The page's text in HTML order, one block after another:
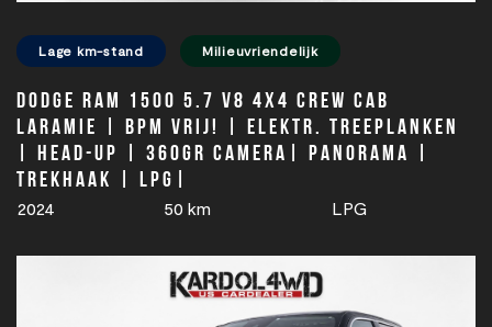
Lage km-stand Milieuvriendelijk
Dodge Ram 1500 5.7 V8 4x4 Crew Cab
Laramie | BPM VRIJ! | Elektr. treeplanken
| Head-up | 360gr camera| Panorama |
Trekhaak | LPG|
2024 50 km LPG